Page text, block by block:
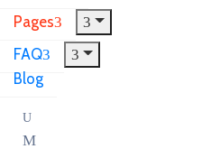
Pages
FAQ
Blog